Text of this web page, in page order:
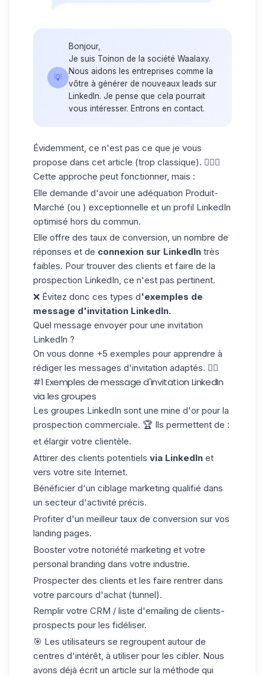
💡
Bonjour,
Je suis Toinon de la société Waalaxy.
Nous aidons les entreprises comme la
vôtre à générer de nouveaux leads sur
LinkedIn. Je pense que cela pourrait
vous intéresser. Entrons en contact.
Évidemment, ce n'est pas ce que je vous
propose dans cet article (trop classique). 🤷🏻‍♀️
Cette approche peut fonctionner, mais :
Elle demande d'avoir une adéquation Produit-
Marché (ou ) exceptionnelle et un profil LinkedIn
optimisé hors du commun.
Elle offre des taux de conversion, un nombre de
réponses et de connexion sur LinkedIn très
faibles. Pour trouver des clients et faire de la
prospection LinkedIn, ce n'est pas pertinent.
❌ Évitez donc ces types d'exemples de
message d'invitation LinkedIn.
Quel message envoyer pour une invitation
LinkedIn ?
On vous donne +5 exemples pour apprendre à
rédiger les messages d'invitation adaptés. ✍🏼
#1 Exemples de message d'invitation LinkedIn
via les groupes
Les groupes LinkedIn sont une mine d'or pour la
prospection commerciale. 🏆 Ils permettent de :
et élargir votre clientèle.
Attirer des clients potentiels via LinkedIn et
vers votre site Internet.
Bénéficier d'un ciblage marketing qualifié dans
un secteur d'activité précis.
Profiter d'un meilleur taux de conversion sur vos
landing pages.
Booster votre notoriété marketing et votre
personal branding dans votre industrie.
Prospecter des clients et les faire rentrer dans
votre parcours d'achat (tunnel).
Remplir votre CRM / liste d'emailing de clients-
prospects pour les fidéliser.
🎯 Les utilisateurs se regroupent autour de
centres d'intérêt, à utiliser pour les cibler. Nous
avons déjà écrit un article sur la méthode qui